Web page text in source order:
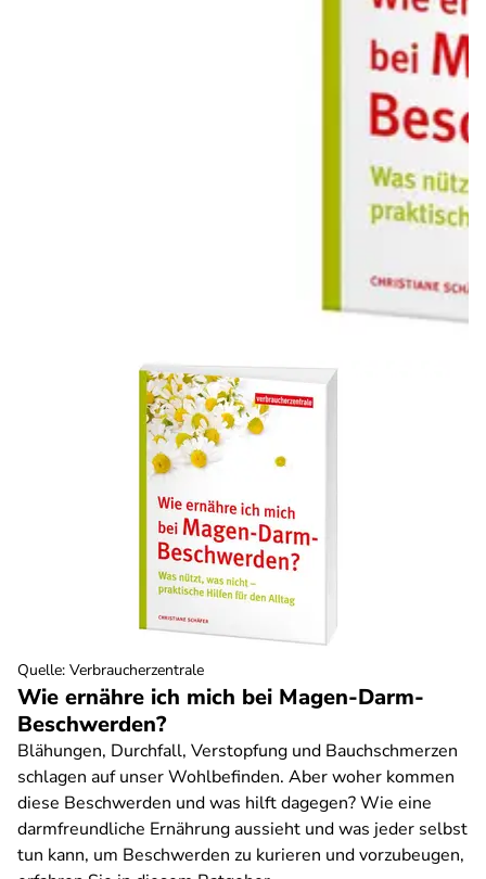
Wie ernähre ich mich bei Magen-Darm-
Beschwerden?
Blähungen, Durchfall, Verstopfung und Bauchschmerzen
schlagen auf unser Wohlbefinden. Aber woher kommen
diese Beschwerden und was hilft dagegen? Wie eine
darmfreundliche Ernährung aussieht und was jeder selbst
tun kann, um Beschwerden zu kurieren und vorzubeugen,
Quelle: Verbraucherzentrale